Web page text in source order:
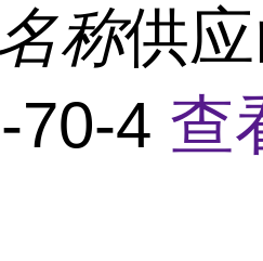
称供
70-4 查